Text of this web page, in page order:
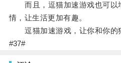
而且，逗猫加速游戏也可以
情，让生活更加有趣。
逗猫加速游戏，让你和你的
#37#